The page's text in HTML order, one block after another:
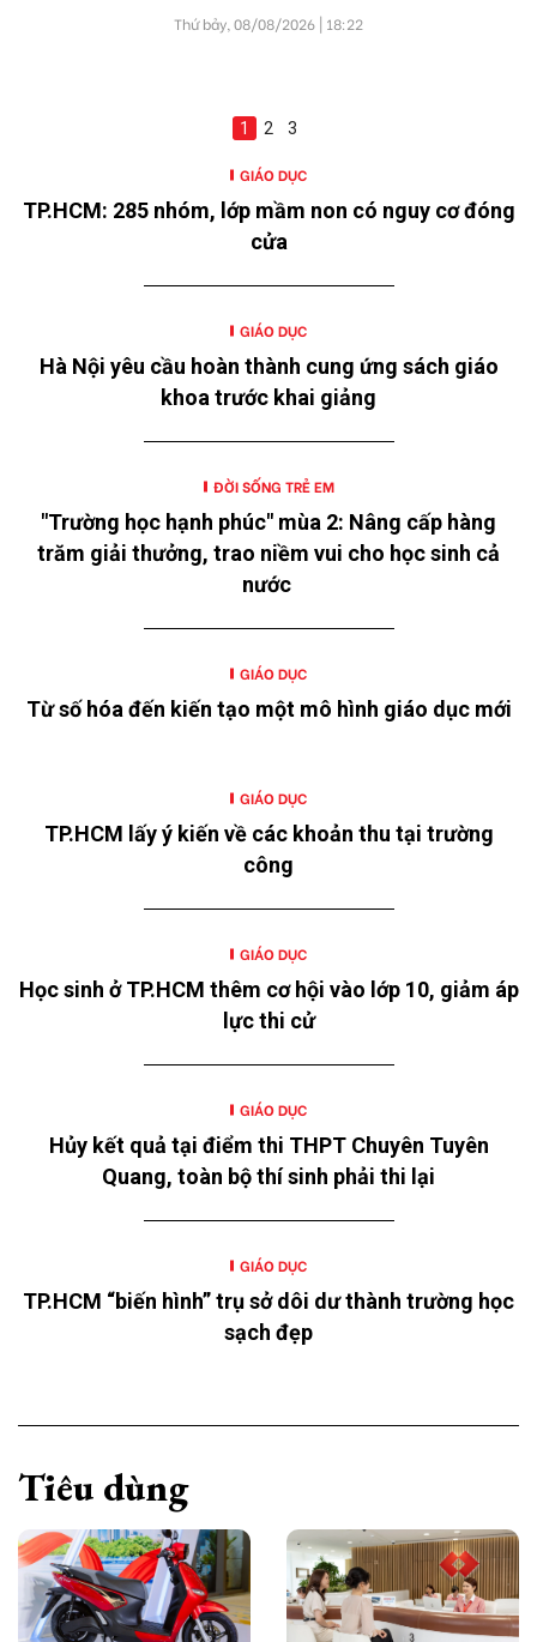
Thứ bảy, 08/08/2026 | 18:22
1 2 3
GIÁO DỤC
TP.HCM: 285 nhóm, lớp mầm non có nguy cơ đóng
cửa
GIÁO DỤC
Hà Nội yêu cầu hoàn thành cung ứng sách giáo
khoa trước khai giảng
ĐỜI SỐNG TRẺ EM
"Trường học hạnh phúc" mùa 2: Nâng cấp hàng
trăm giải thưởng, trao niềm vui cho học sinh cả
nước
GIÁO DỤC
Từ số hóa đến kiến tạo một mô hình giáo dục mới
GIÁO DỤC
TP.HCM lấy ý kiến về các khoản thu tại trường
công
GIÁO DỤC
Học sinh ở TP.HCM thêm cơ hội vào lớp 10, giảm áp
lực thi cử
GIÁO DỤC
Hủy kết quả tại điểm thi THPT Chuyên Tuyên
Quang, toàn bộ thí sinh phải thi lại
GIÁO DỤC
TP.HCM “biến hình” trụ sở dôi dư thành trường học
sạch đẹp
Tiêu dùng